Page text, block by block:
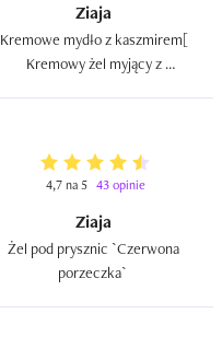
Ziaja
Kremowe mydło z kaszmirem[
Kremowy żel myjący z
4,7 na 5 43 opinie
Ziaja
Żel pod prysznic `Czerwona